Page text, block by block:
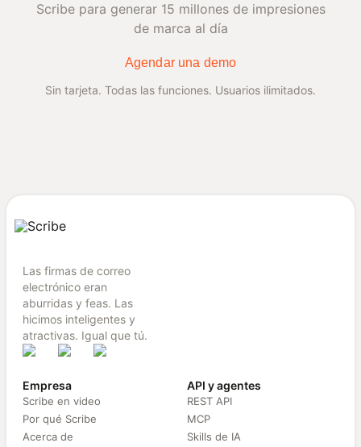
Scribe para generar 15 millones de impresiones
de marca al día
Agendar una demo
Sin tarjeta. Todas las funciones. Usuarios ilimitados.
Las firmas de correo
electrónico eran
aburridas y feas. Las
hicimos inteligentes y
atractivas. Igual que tú.
Empresa
Scribe en video
Por qué Scribe
Acerca de
API y agentes
REST API
MCP
Skills de IA